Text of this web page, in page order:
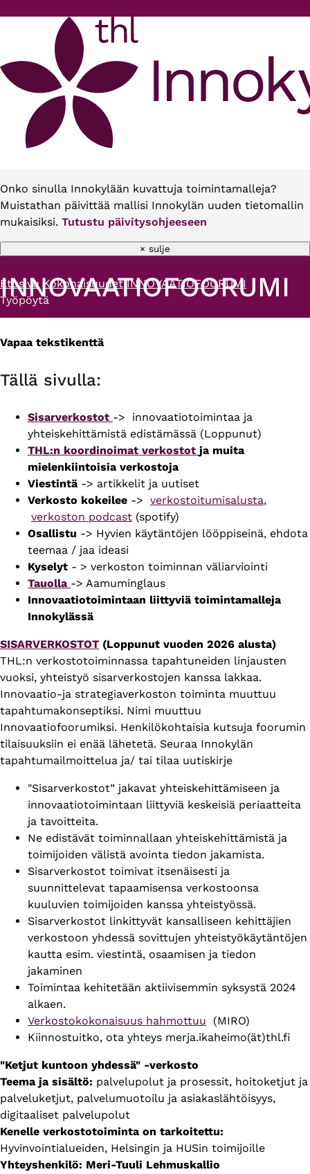
Onko sinulla Innokylään kuvattuja toimintamalleja?
Muistathan päivittää mallisi Innokylän uuden tietomallin
mukaisiksi. Tutustu päivitysohjeeseen
× sulje
Murupolku
Etusivu Kokonaisuudet INNOVAATIOFOORUMI
Työpöytä
INNOVAATIOFOORUMI
Primary
tabs
Vapaa tekstikenttä
Tällä sivulla:
Sisarverkostot -> innovaatiotoimintaa ja
yhteiskehittämistä edistämässä (Loppunut)
THL:n koordinoimat verkostot ja muita
mielenkiintoisia verkostoja
Viestintä -> artikkelit ja uutiset
Verkosto kokeilee -> verkostoitumisalusta,
verkoston podcast (spotify)
Osallistu -> Hyvien käytäntöjen lööppiseinä, ehdota
teemaa / jaa ideasi
Kyselyt - > verkoston toiminnan väliarviointi
Tauolla -> Aamuminglaus
Innovaatiotoimintaan liittyviä toimintamalleja
Innokylässä
SISARVERKOSTOT (Loppunut vuoden 2026 alusta)
THL:n verkostotoiminnassa tapahtuneiden linjausten
vuoksi, yhteistyö sisarverkostojen kanssa lakkaa.
Innovaatio-ja strategiaverkoston toiminta muuttuu
tapahtumakonseptiksi. Nimi muuttuu
Innovaatiofoorumiksi. Henkilökohtaisia kutsuja foorumin
tilaisuuksiin ei enää lähetetä. Seuraa Innokylän
tapahtumailmoittelua ja/ tai tilaa uutiskirje
"Sisarverkostot” jakavat yhteiskehittämiseen ja
innovaatiotoimintaan liittyviä keskeisiä periaatteita
ja tavoitteita.
Ne edistävät toiminnallaan yhteiskehittämistä ja
toimijoiden välistä avointa tiedon jakamista.
Sisarverkostot toimivat itsenäisesti ja
suunnittelevat tapaamisensa verkostoonsa
kuuluvien toimijoiden kanssa yhteistyössä.
Sisarverkostot linkittyvät kansalliseen kehittäjien
verkostoon yhdessä sovittujen yhteistyökäytäntöjen
kautta esim. viestintä, osaamisen ja tiedon
jakaminen
Toimintaa kehitetään aktiivisemmin syksystä 2024
alkaen.
Verkostokokonaisuus hahmottuu (MIRO)
Kiinnostuitko, ota yhteys merja.ikaheimo(ät)thl.fi
"Ketjut kuntoon yhdessä" -verkosto
Teema ja sisältö: palvelupolut ja prosessit, hoitoketjut ja
palveluketjut, palvelumuotoilu ja asiakaslähtöisyys,
digitaaliset palvelupolut
Kenelle verkostotoiminta on tarkoitettu:
Hyvinvointialueiden, Helsingin ja HUSin toimijoille
Yhteyshenkilö: Meri-Tuuli Lehmuskallio